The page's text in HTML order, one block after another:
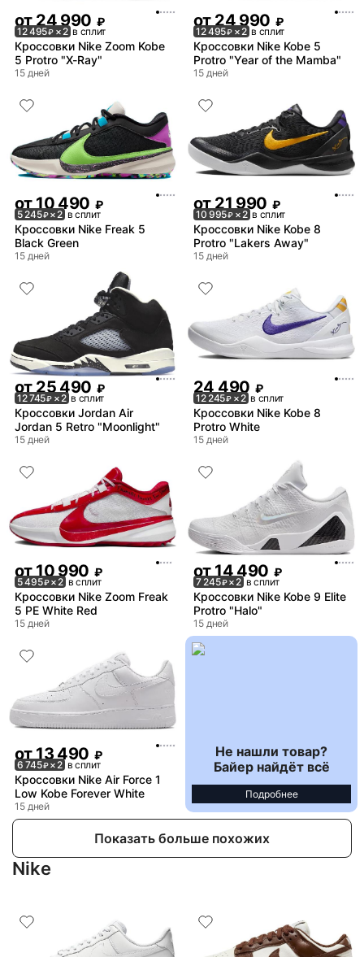
от 24 990 ₽
12 495₽ × 2 в сплит
Кроссовки Nike Zoom Kobe
5 Protro "X-Ray"
15 дней
от 24 990 ₽
12 495₽ × 2 в сплит
Кроссовки Nike Kobe 5
Protro "Year of the Mamba"
15 дней
от10 490 ₽
5 245₽× 2 в сплит
Кроссовки Nike Freak 5
Black Green
15 дней
от21 990 ₽
10 995₽ × 2 в сплит
Кроссовки Nike Kobe 8
Protro "Lakers Away"
15 дней
от25 490 ₽
12 745₽ × 2 в сплит
Кроссовки Jordan Air
Jordan 5 Retro "Moonlight"
15 дней
24 490 ₽
12 245₽ × 2 в сплит
Кроссовки Nike Kobe 8
Protro White
15 дней
от 10 990 ₽
5 495₽× 2 в сплит
Кроссовки Nike Zoom Freak
5 PE White Red
15 дней
от 14 490 ₽
7 245₽× 2 в сплит
Кроссовки Nike Kobe 9 Elite
Protro "Halo"
15 дней
от13 490 ₽
6 745₽× 2 в сплит
Кроссовки Nike Air Force 1
Low Kobe Forever White
15 дней
Не нашли товар?
Байер найдёт всё
Подробнее
Показать больше похожих
Nike